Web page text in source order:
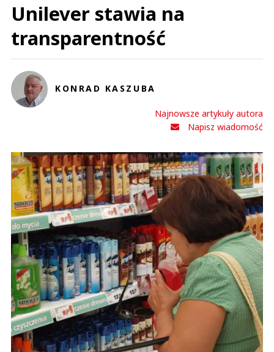
Unilever stawia na
transparentność
KONRAD KASZUBA
Najnowsze artykuły autora
Napisz wiadomość